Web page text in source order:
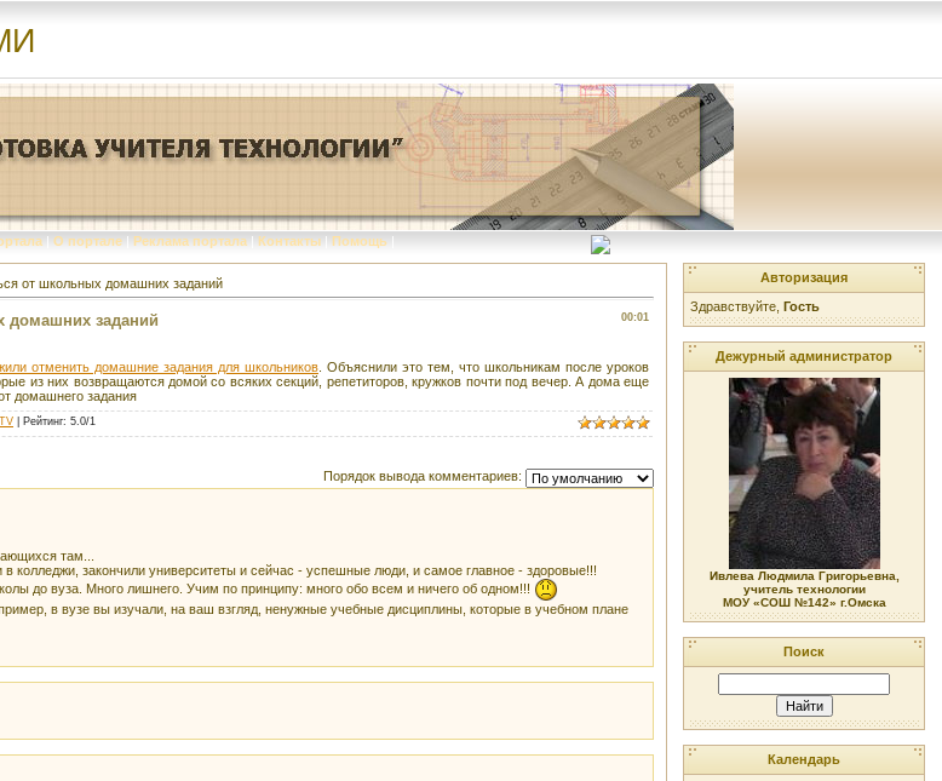
| О портале | Реклама портала | Контакты | Помощь |
от школьных домашних заданий
00:01
домашних заданий
отменить домашние задания для школьников . Объяснили это тем, что школьникам после уроков
из них возвращаются домой со всяких секций, репетиторов, кружков почти под вечер. А дома еще
домашнего задания
Рейтинг: 5.0/1
Порядок вывода комментариев:
там...
колледжи, закончили университеты и сейчас - успешные люди, и самое главное - здоровые!!!
до вуза. Много лишнего. Учим по принципу: много обо всем и ничего об одном!!!
в вузе вы изучали, на ваш взгляд, ненужные учебные дисциплины, которые в учебном плане
Авторизация
Здравствуйте, Гость
Дежурный администратор
Ивлева Людмила Григорьевна,
учитель технологии
МОУ «СОШ №142» г.Омска
Поиск
Календарь